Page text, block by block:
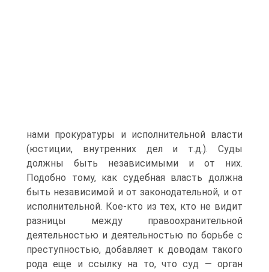
нами прокуратуры и исполнительной власти
(юстиции, внутренних дел и т.д.). Суды
должны быть независимыми и от них.
Подобно тому, как судебная власть должна
быть независимой и от законодательной, и от
исполнительной. Кое-кто из тех, кто не видит
разницы между правоохранительной
деятельностью и деятельностью по борьбе с
преступностью, добавляет к доводам такого
рода еще и ссылку на то, что суд — орган